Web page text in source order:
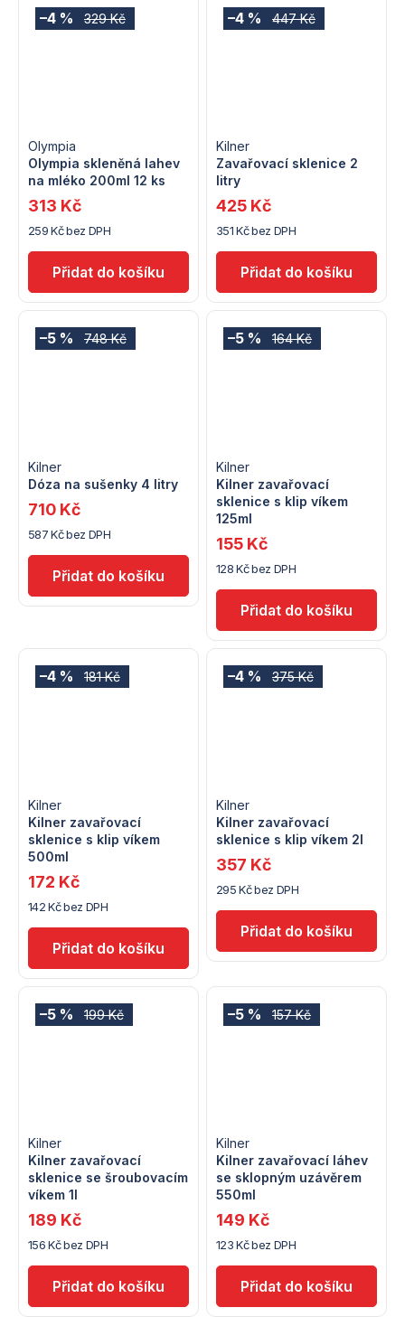
329 Kč
–4 %
Olympia skleněná lahev
na mléko 200ml 12 ks
Olympia
259 Kč bez DPH
313 Kč
447 Kč
–4 %
Zavařovací sklenice 2
litry
Kilner
351 Kč bez DPH
425 Kč
748 Kč
–5 %
Dóza na sušenky 4 litry
Kilner
587 Kč bez DPH
710 Kč
164 Kč
–5 %
Kilner zavařovací
sklenice s klip víkem
125ml
Kilner
128 Kč bez DPH
155 Kč
181 Kč
–4 %
Kilner zavařovací
sklenice s klip víkem
500ml
Kilner
142 Kč bez DPH
172 Kč
375 Kč
–4 %
Kilner zavařovací
sklenice s klip víkem 2l
Kilner
295 Kč bez DPH
357 Kč
199 Kč
–5 %
Kilner zavařovací
sklenice se šroubovacím
víkem 1l
Kilner
156 Kč bez DPH
189 Kč
157 Kč
–5 %
Kilner zavařovací láhev
se sklopným uzávěrem
550ml
Kilner
123 Kč bez DPH
149 Kč